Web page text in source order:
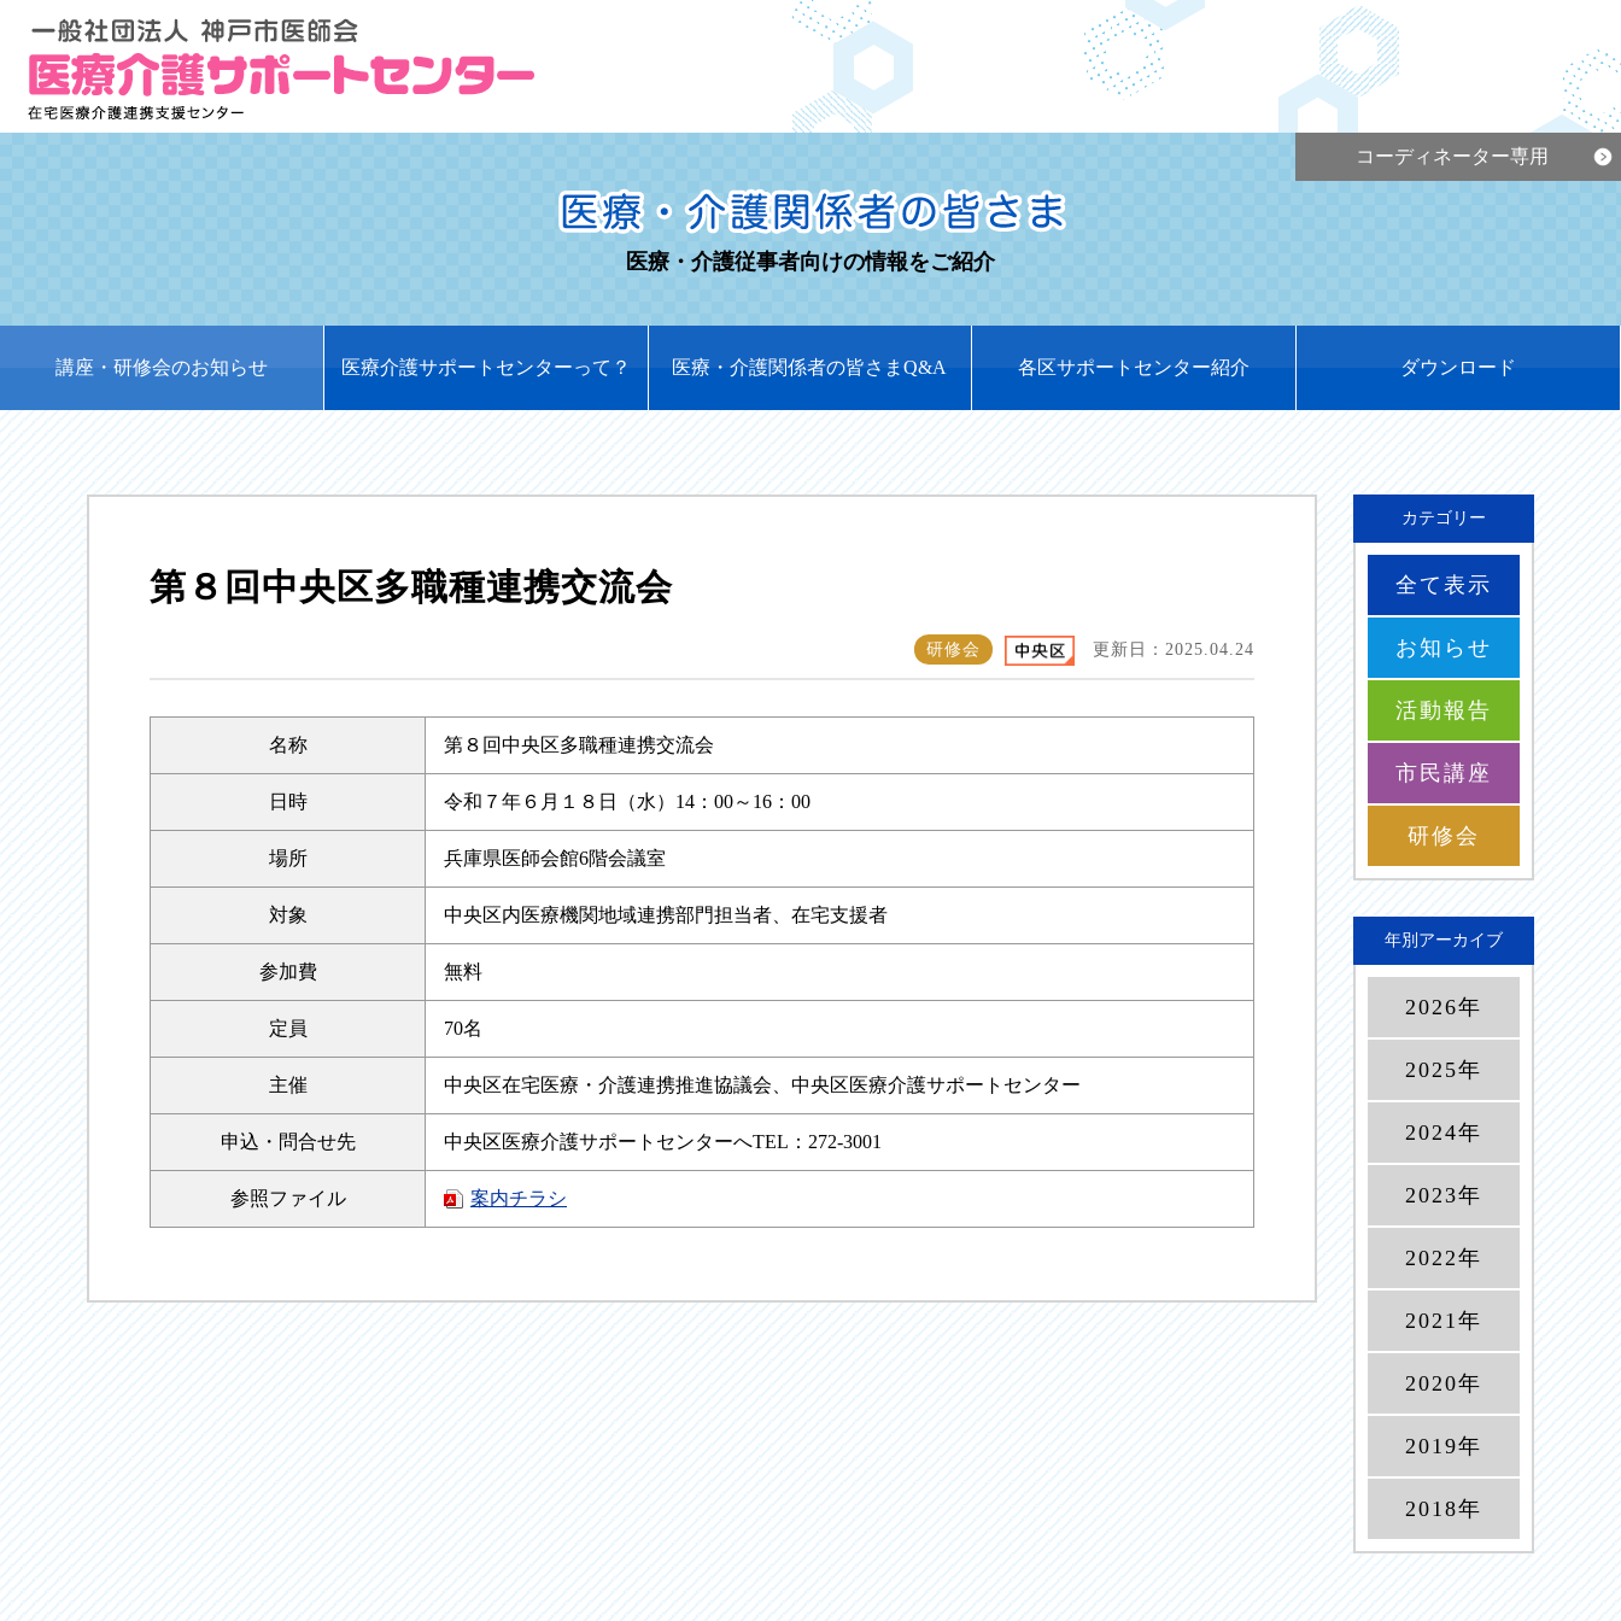
医療・介護従事者向けの情報をご紹介
講座・研修会のお知らせ 医療介護サポートセンターって？ 医療・介護関係者の皆さまQ&A 各区サポートセンター紹介 ダウンロード
コーディネーター専用
第８回中央区多職種連携交流会
研修会 更新日：2025.04.24
名称 第８回中央区多職種連携交流会
日時 令和７年６月１８日（水）14：00～16：00
場所 兵庫県医師会館6階会議室
対象 中央区内医療機関地域連携部門担当者、在宅支援者
参加費 無料
定員 70名
主催 中央区在宅医療・介護連携推進協議会、中央区医療介護サポートセンター
申込・ 問合せ先 中央区医療介護サポートセンターへTEL：272-3001
参照ファイル 案内チラシ
カテゴリー
全て表示
お知らせ
活動報告
市民講座
研修会
年別アーカイブ
2026年
2025年
2024年
2023年
2022年
2021年
2020年
2019年
2018年